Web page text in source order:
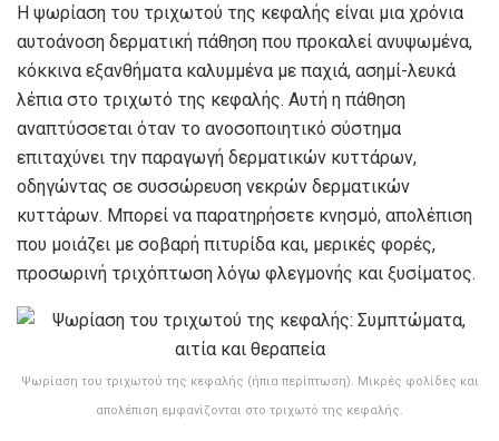
Η ψωρίαση του τριχωτού της κεφαλής είναι μια χρόνια
αυτοάνοση δερματική πάθηση που προκαλεί ανυψωμένα,
κόκκινα εξανθήματα καλυμμένα με παχιά, ασημί-λευκά
λέπια στο τριχωτό της κεφαλής. Αυτή η πάθηση
αναπτύσσεται όταν το ανοσοποιητικό σύστημα
επιταχύνει την παραγωγή δερματικών κυττάρων,
οδηγώντας σε συσσώρευση νεκρών δερματικών
κυττάρων. Μπορεί να παρατηρήσετε κνησμό, απολέπιση
που μοιάζει με σοβαρή πιτυρίδα και, μερικές φορές,
προσωρινή τριχόπτωση λόγω φλεγμονής και ξυσίματος.
Ψωρίαση του τριχωτού της κεφαλής (ήπια περίπτωση). Μικρές φολίδες και
απολέπιση εμφανίζονται στο τριχωτό της κεφαλής.